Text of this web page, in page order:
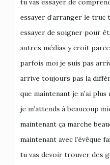
tu vas essayer de
essayer d’arranger le truc
essayer de soigner pour
autres médias y croit
parfois moi je suis pas
arrive toujours pas la
que maintenant je n’ai plus
je m’attends à beaucoup
maintenant ça marche
maintenant avec l’évêque
tu vas devoir trouver des